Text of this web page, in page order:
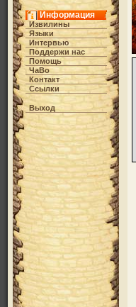
Информация
Извилины
Языки
Интервью
Поддержи нас
Помощь
ЧаВо
Контакт
Ссылки
Выход